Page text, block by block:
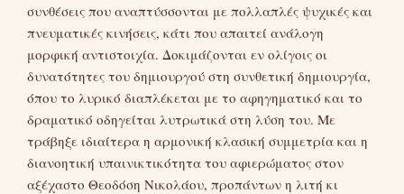
συνθέσεις που αναπτύσσονται με πολλαπλές ψυχικές και
πνευματικές κινήσεις, κάτι που απαιτεί ανάλογη
μορφική αντιστοιχία. Δοκιμάζονται εν ολίγοις οι
δυνατότητες του δημιουργού στη συνθετική δημιουργία,
όπου το λυρικό διαπλέκεται με το αφηγηματικό και το
δραματικό οδηγείται λυτρωτικά στη λύση του. Με
τράβηξε ιδιαίτερα η αρμονική κλασική συμμετρία και η
διανοητική υπαινικτικότητα του αφιερώματος στον
αξέχαστο Θεοδόση Νικολάου, προπάντων η λιτή κι